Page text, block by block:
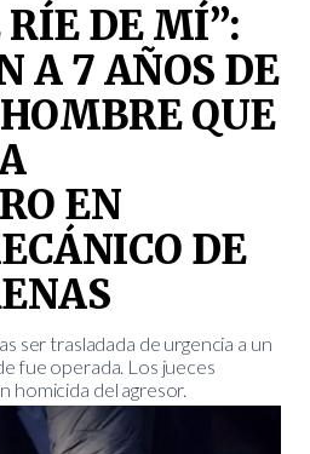
RÍE DE MÍ”:
A 7 AÑOS DE
QUE
EN
DE
ser trasladada de urgencia a un
fue operada. Los jueces
homicida del agresor.